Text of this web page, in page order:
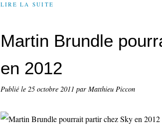
LIRE LA SUITE
Martin Brundle
en 2012
Publié le 25 octobre 2011 par Matthieu Piccon